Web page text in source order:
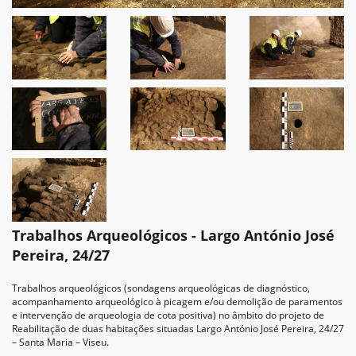
Trabalhos Arqueológicos - Largo António José
Pereira, 24/27
Trabalhos arqueológicos (sondagens arqueológicas de diagnóstico,
acompanhamento arqueológico à picagem e/ou demolição de paramentos
e intervenção de arqueologia de cota positiva) no âmbito do projeto de
Reabilitação de duas habitações situadas Largo António José Pereira, 24/27
– Santa Maria – Viseu.